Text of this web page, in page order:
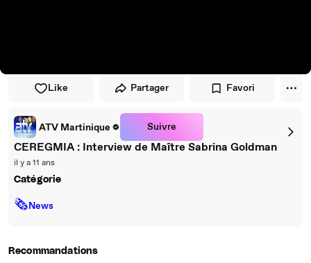
Like Partager Favori
ATV Martinique Suivre
CEREGMIA : Interview de Maître Sabrina Goldman
il y a 11 ans
Catégorie
🗞News
Recommandations